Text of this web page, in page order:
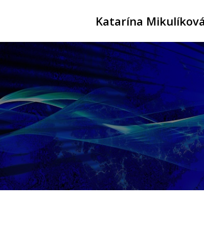
Katarína Mikulíková